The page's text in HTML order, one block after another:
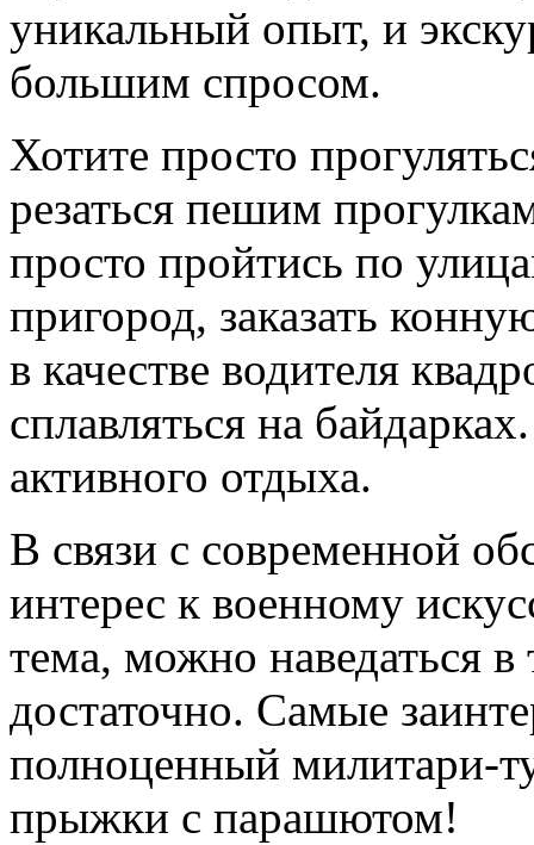
уникальный опыт, и
большим спросом.
Хотите просто
резаться пешим
просто пройтись по
пригород, заказать
в качестве водителя
сплавляться на
активного отдыха.
В связи с современной
интерес к военному
тема, можно наведаться в
достаточно. Самые
полноценный милитари-
прыжки с парашютом!